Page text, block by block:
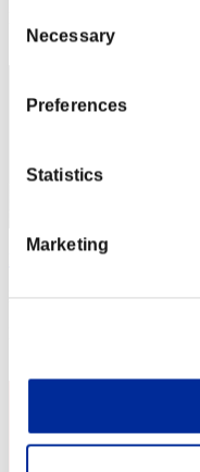
Selection
Necessary
Preferences
Statistics
Marketing
42
Puntos:Lv:1/24'31"50